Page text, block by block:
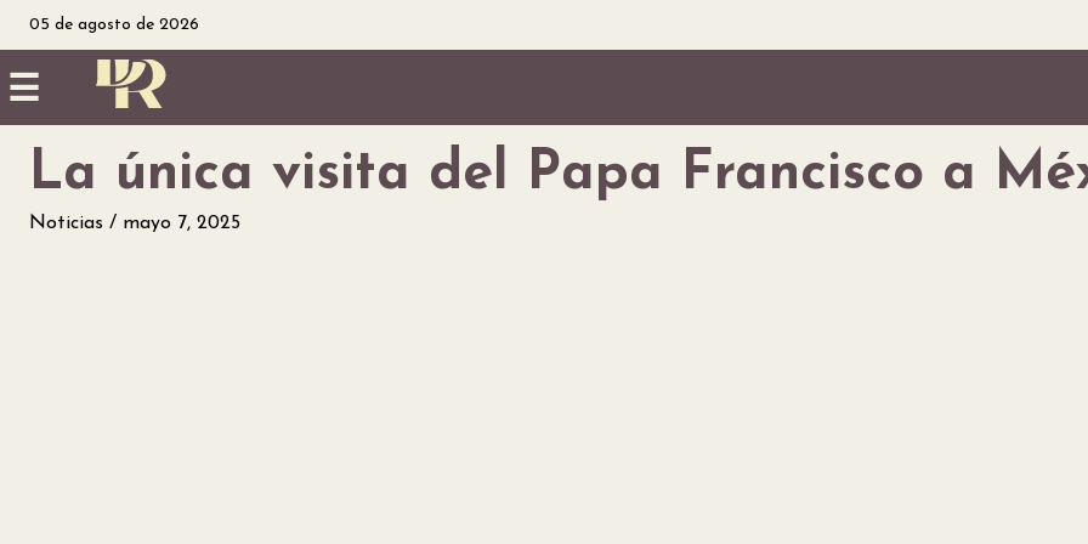
05 de agosto de 2026
☰
Noticias
La única visita del Papa Francisco a
Noticias mayo 7, 2025